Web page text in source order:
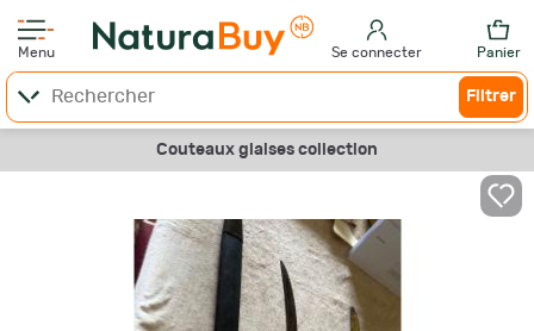
Menu Se connecter Panier
Filtrer
Couteaux glaises collection